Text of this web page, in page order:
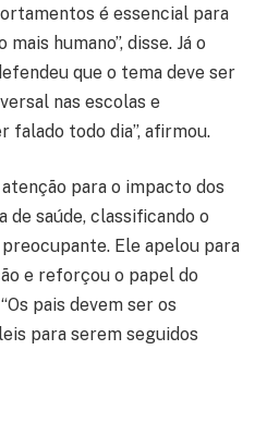
é essencial para
humano”, disse. Já o
que o tema deve ser
nas escolas e
falado todo dia”, afirmou.
para o impacto dos
de saúde, classificando o
Ele apelou para
e reforçou o papel do
pais devem ser os
para serem seguidos